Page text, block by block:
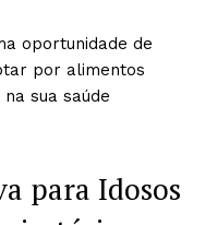
oportunidade de
por alimentos
sua saúde
para Idosos